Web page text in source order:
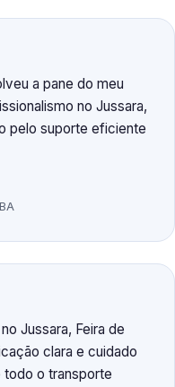
a pane do meu
no Jussara,
pelo suporte eficiente
Jussara, Feira de
clara e cuidado
todo o transporte